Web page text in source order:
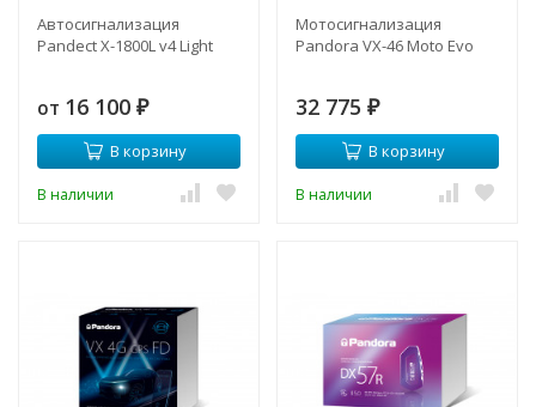
Автосигнализация
Pandect X-1800L v4 Light
от 16 100 ₽
В корзину
В наличии
Мотосигнализация
Pandora VX-46 Moto Evo
32 775 ₽
В корзину
В наличии